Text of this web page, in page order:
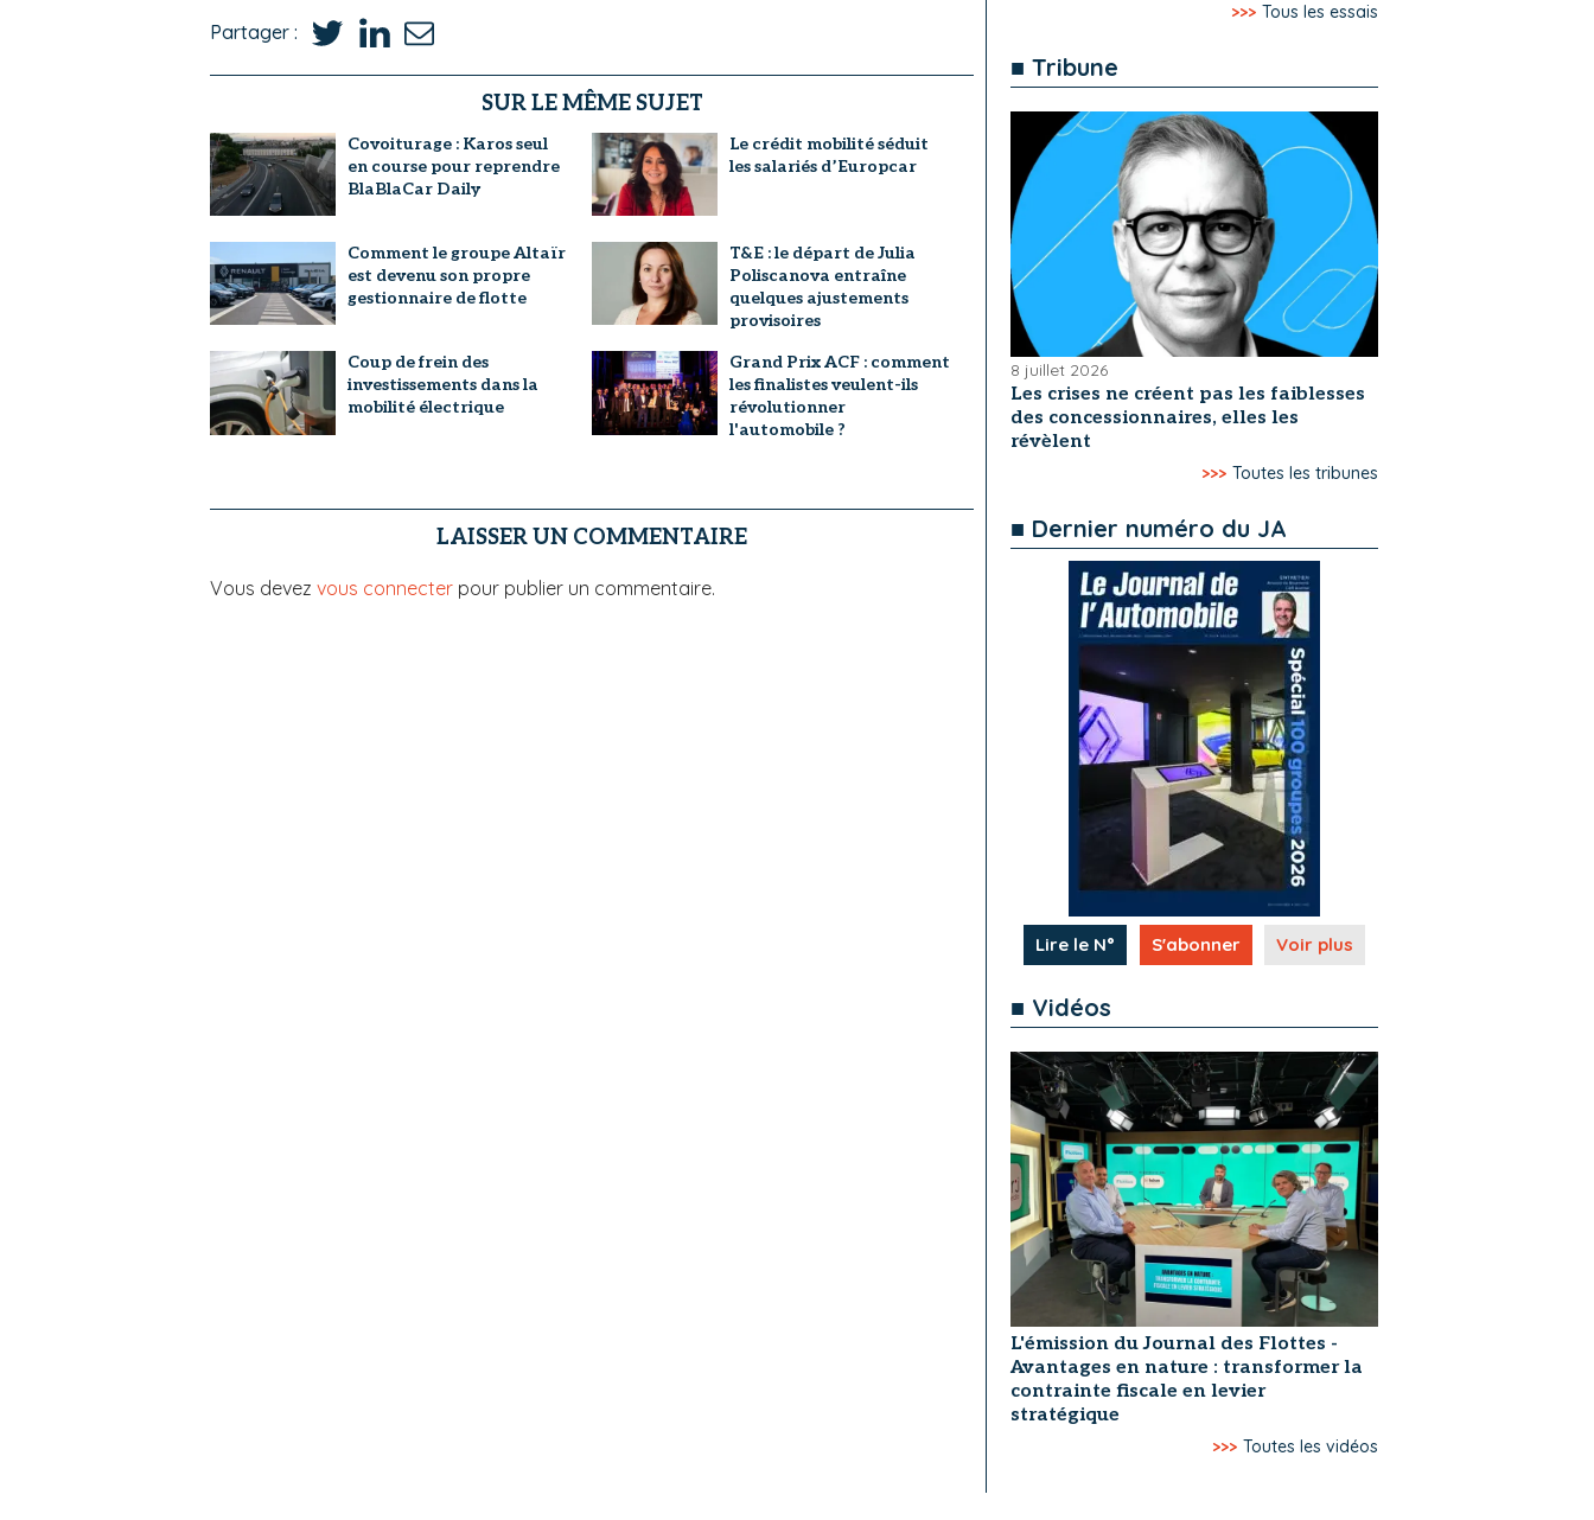
Partager :
SUR LE MÊME SUJET
Covoiturage : Karos seul
en course pour reprendre
BlaBlaCar Daily
Le crédit mobilité séduit
les salariés d’Europcar
Comment le groupe Altaïr
est devenu son propre
gestionnaire de flotte
T&E : le départ de Julia
Poliscanova entraîne
quelques ajustements
provisoires
Coup de frein des
investissements dans la
mobilité électrique
Grand Prix ACF : comment
les finalistes veulent-ils
révolutionner
l'automobile ?
LAISSER UN COMMENTAIRE
Vous devez vous connecter pour publier un commentaire.
>>> Tous les essais
■ Tribune
8 juillet 2026
Les crises ne créent pas les faiblesses
des concessionnaires, elles les
révèlent
>>> Toutes les tribunes
■ Dernier numéro du JA
Lire le N° S'abonner Voir plus
■ Vidéos
L'émission du Journal des Flottes -
Avantages en nature : transformer la
contrainte fiscale en levier
stratégique
>>> Toutes les vidéos